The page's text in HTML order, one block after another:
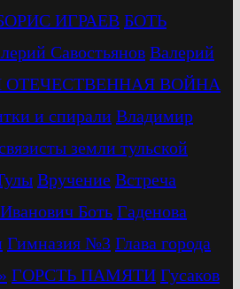
ИГРАЕВ БОТЬ
Савостьянов Валерий
ОТЕЧЕСТВЕННАЯ ВОЙНА
и спирали Владимир
земли тульской
Вручение Встреча
Боть Гаденова
Гимназия №3 Глава города
ГОРСТЬ ПАМЯТИ Гусаков